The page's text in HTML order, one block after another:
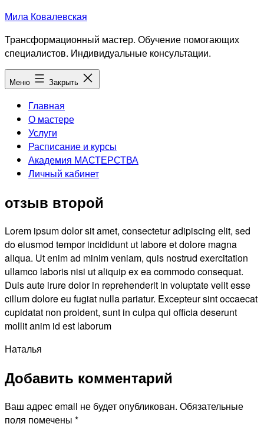
Перейти
содержимому
Мила Ковалевская
Трансформационный мастер. Обучение помогающих
специалистов. Индивидуальные консультации.
Меню Закрыть
Главная
О мастере
Услуги
Расписание и курсы
Академия МАСТЕРСТВА
Личный кабинет
отзыв второй
Lorem ipsum dolor sit amet, consectetur adipiscing elit, sed
do eiusmod tempor incididunt ut labore et dolore magna
aliqua. Ut enim ad minim veniam, quis nostrud exercitation
ullamco laboris nisi ut aliquip ex ea commodo consequat.
Duis aute irure dolor in reprehenderit in voluptate velit esse
cillum dolore eu fugiat nulla pariatur. Excepteur sint occaecat
cupidatat non proident, sunt in culpa qui officia deserunt
mollit anim id est laborum
Наталья
Добавить комментарий
Ваш адрес email не будет опубликован. Обязательные
поля помечены *